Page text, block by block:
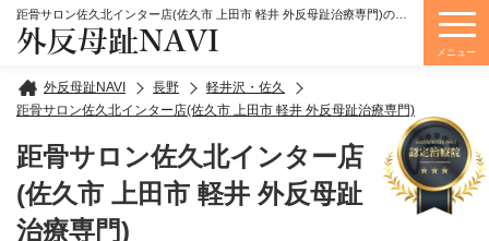
外反母趾NAVI
外反母趾NAVI 長野
軽井沢・佐久
距骨サロン佐久北インター店(佐久市 上田市 軽井 外反母趾治療専門)
距骨サロン佐久北インター店
(佐久市 上田市 軽井 外反母趾
治療専門)
メニュー